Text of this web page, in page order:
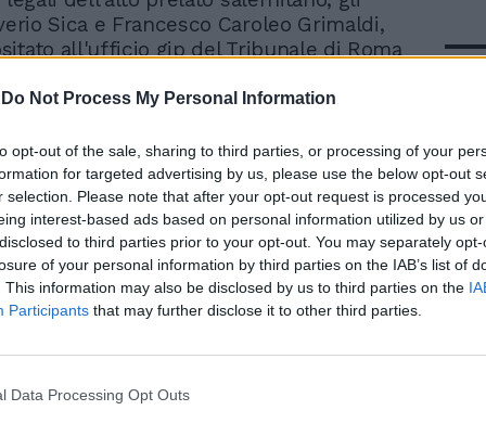
Do Not Process My Personal Information
opt-out of the sale, sharing to third parties, or processing of your
for targeted advertising by us, please use the below opt-out
selection. Please note that after your opt-out request is processed
interest-based ads based on personal information utilized by us
to third parties prior to your opt-out. You may separately
of your personal information by third parties on the IAB’s list of
This information may also be disclosed by us to third parties on the
Participants that may further disclose it to other third parties.
Data Processing Opt Outs
Sica e Francesco Caroleo Grimaldi,
all'ufficio gip del Tribunale di Roma
salernitano. Secondo i difensori del
per consentire cure costanti a Scarano,
forma di arteropatia; il monsignore era
di Salerno prima dell'arresto.
il gip del Tribunale di Roma, Barbara
disposto il ricovero del monsignore in
sanitaria sulla scorta di una perizia del
che aveva riscontrato i problemi di
detenuto nel carcere di Regina
dal 28 giugno scorso nell'ambito
riconducibili agli imprenditori
In
Rudy Giuliani a Come States?